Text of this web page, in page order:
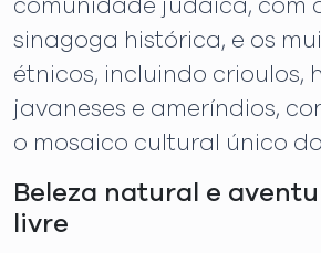
comunidade judaica, com
sinagoga histórica, e os
étnicos, incluindo crioulos,
javaneses e ameríndios,
o mosaico cultural único
Beleza natural e
livre